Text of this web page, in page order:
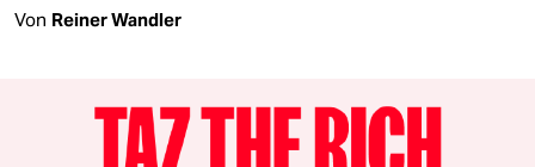
Von Reiner Wandler